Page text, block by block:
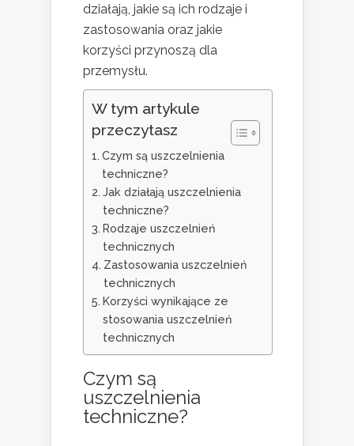
działają, jakie są ich rodzaje i
zastosowania oraz jakie
korzyści przynoszą dla
przemysłu.
W tym artykule
przeczytasz
Czym są uszczelnienia
techniczne?
Jak działają uszczelnienia
techniczne?
Rodzaje uszczelnień
technicznych
Zastosowania uszczelnień
technicznych
Korzyści wynikające ze
stosowania uszczelnień
technicznych
Czym są
uszczelnienia
techniczne?